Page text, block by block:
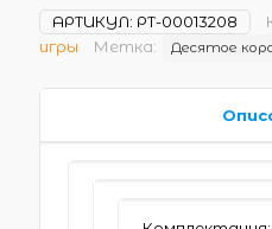
АРТИКУЛ: РТ-00013208
игры
Метка: Десятое